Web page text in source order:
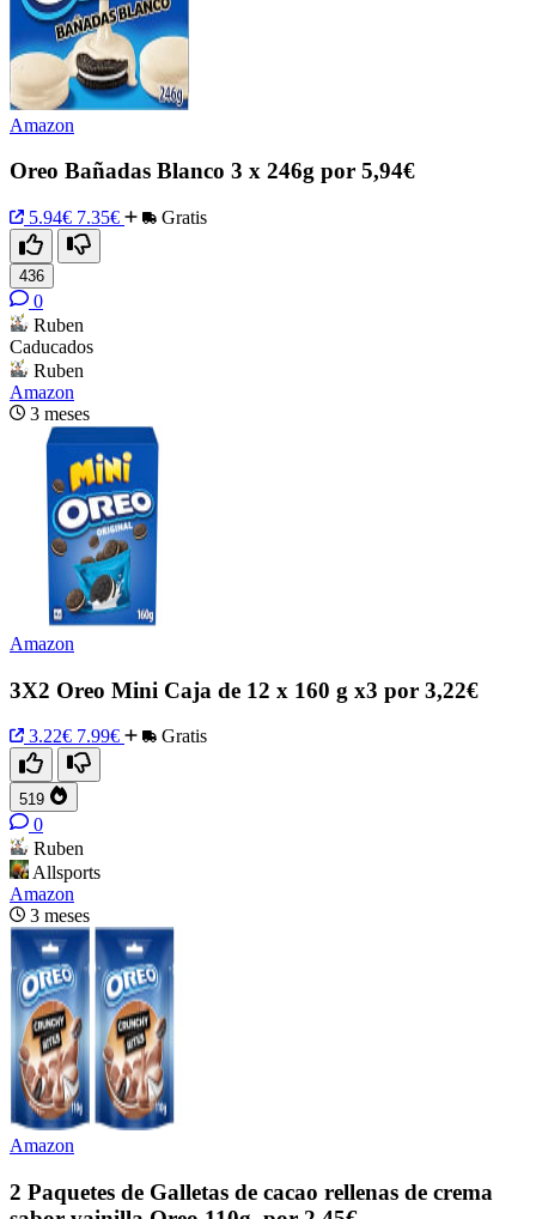
Amazon
Oreo Bañadas Blanco 3 x 246g por 5,94€
5.94€ 7.35€ Gratis
436
0
Ruben
Caducados
Ruben
Amazon
3 meses
Amazon
3X2 Oreo Mini Caja de 12 x 160 g x3 por 3,22€
3.22€ 7.99€ Gratis
519
0
Ruben
Allsports
Amazon
3 meses
Amazon
2 Paquetes de Galletas de cacao rellenas de crema